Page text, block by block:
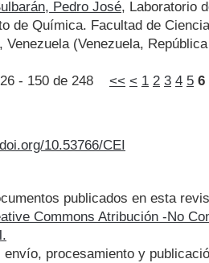
Pedro José, Laboratorio
de Química. Facultad de
Venezuela (Venezuela,
- 150 de 248 << < 1 2 3 4 5 6
10.53766/CEI
publicados en esta
Commons Atribución -No
envío, procesamiento y